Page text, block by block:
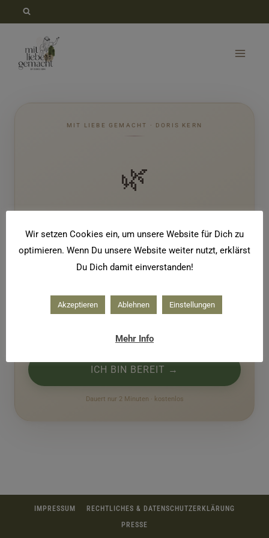
springen
MIT LIEBE GEMACHT · DORIS KERN
🌿
Fünf Fragen. Eine Pflanze. Deine persönliche
Botschaft.
Heilpflanze gerade zu deiner inneren Welt passt. Deine
Pflanzenbotschaft kommt danach direkt in dein
ICH BIN BEREIT →
Dauert nur 2 Minuten · kostenlos
IMPRESSUM
RECHTLICHES & DATENSCHUTZERKLÄRUNG
PRESSE
Wir setzen Cookies ein, um unsere Website für Dich zu
optimieren. Wenn Du unsere Website weiter nutzt, erklärst
Du Dich damit einverstanden!
Akzeptieren Ablehnen Einstellungen
Mehr Info